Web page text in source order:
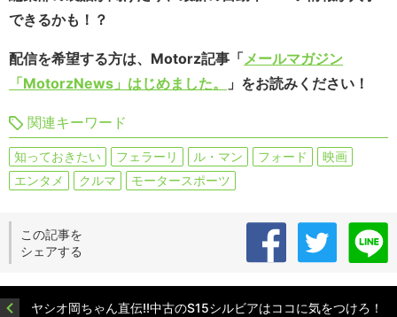
できるかも！？
配信を希望する方は、Motorz記事「メールマガジン
「MotorzNews」はじめました。
」をお読みください！
関連キーワード
知っておきたい フェラーリ ル・マン フォード
映画
エンタメ
クルマ モータースポーツ
この記事を
シェアする
ヤシオ岡ちゃん直伝!!中古のS15シルビアはココに気をつけろ！